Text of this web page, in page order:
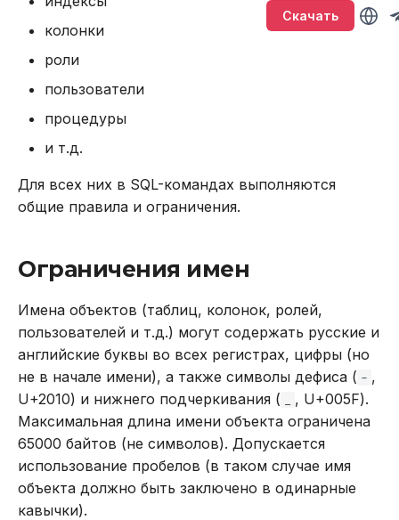
Скачать
я
о
с
а
Версионирование
Подключение через
DBeaver
Работа с данными SQL
Работа в веб-интерфейсе
Управление кластером в
промышленной среде с
привилегиями
Обновление кластера
Тестирование
производительности
Управление доступом
Аутентификация с
помощью LDAP
Подключение к кластеру
в Oracle Weblogic
Безопасность кластера
Использование журнала
BACKUP
CALL
CREATE INDEX
CREATE PLUGIN
CREATE PROCEDURE
CREATE USER
DELETE
DROP INDEX
DROP PLUGIN
DROP PROCEDURE
LOWER
SUBSTR
SUBSTRING
TRIM
UPPER
функции
Функции даты и времени
Системные функции
Sirin
Ouroboros
Описание системных
Хранение системных
таблиц в памяти
Интерфейс RPC API
Файберы, потоки и
Глоссарий
колонки
роли
пользователи
процедуры
и т.д.
Для всех них в SQL-командах выполняются
общие правила и ограничения.
Ограничения имен
Имена объектов (таблиц, колонок, ролей,
пользователей и т.д.) могут содержать русские и
английские буквы во всех регистрах, цифры (но
не в начале имени), а также символы дефиса ( - ,
U+2010) и нижнего подчеркивания (
, U+005F).
Максимальная длина имени объекта ограничена
65000 байтов (не символов). Допускается
использование пробелов (в таком случае имя
объекта должно быть заключено в одинарные
кавычки).